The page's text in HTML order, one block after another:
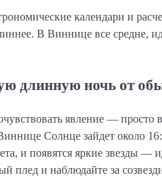
календари и
В Виннице все средне,
длинную ночь от
явление — просто
Солнце зайдет около
и появятся яркие звезды
плед и наблюдайте за